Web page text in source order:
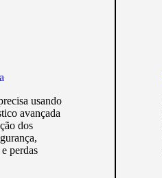
usando
avançada
dos
perdas